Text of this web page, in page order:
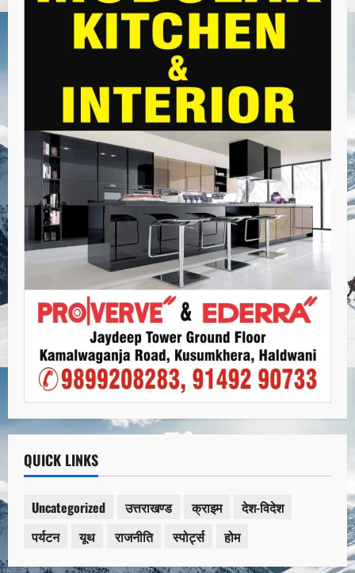
QUICK LINKS
Uncategorized उत्तराखण्ड क्राइम
देश-विदेश
पर्यटन
यूथ राजनीति स्पोर्ट्स होम